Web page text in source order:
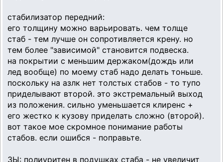
стабилизатор передний:
его толщину можно варьировать. чем толще
стаб - тем лучше он сопротивляется крену. но
тем более "зависимой" становится подвеска.
на покрытии с меньшим держаком(дождь или
лед вообще) по моему стаб надо делать тоньше.
поскольку на азлк нет толстых стабов - то тупо
приделывают второй. это экстремальный выход
из положения. сильно уменьшается клиренс +
его жестко к кузову приделать сложно (второй).
вот такое мое скромное понимание работы
стабов. если ошибся - поправьте.
ЗЫ: полиуритен в подушках стаба - не увеличит